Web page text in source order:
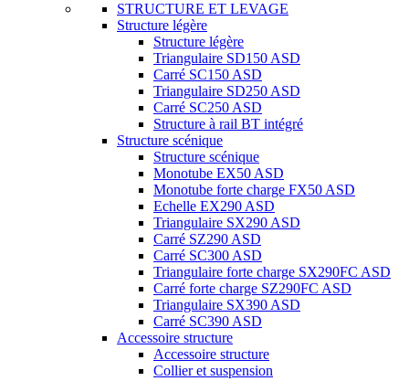
STRUCTURE ET LEVAGE
Structure légère
Structure légère
Triangulaire SD150 ASD
Carré SC150 ASD
Triangulaire SD250 ASD
Carré SC250 ASD
Structure à rail BT intégré
Structure scénique
Structure scénique
Monotube EX50 ASD
Monotube forte charge FX50 ASD
Echelle EX290 ASD
Triangulaire SX290 ASD
Carré SZ290 ASD
Carré SC300 ASD
Triangulaire forte charge SX290FC ASD
Carré forte charge SZ290FC ASD
Triangulaire SX390 ASD
Carré SC390 ASD
Accessoire structure
Accessoire structure
Collier et suspension